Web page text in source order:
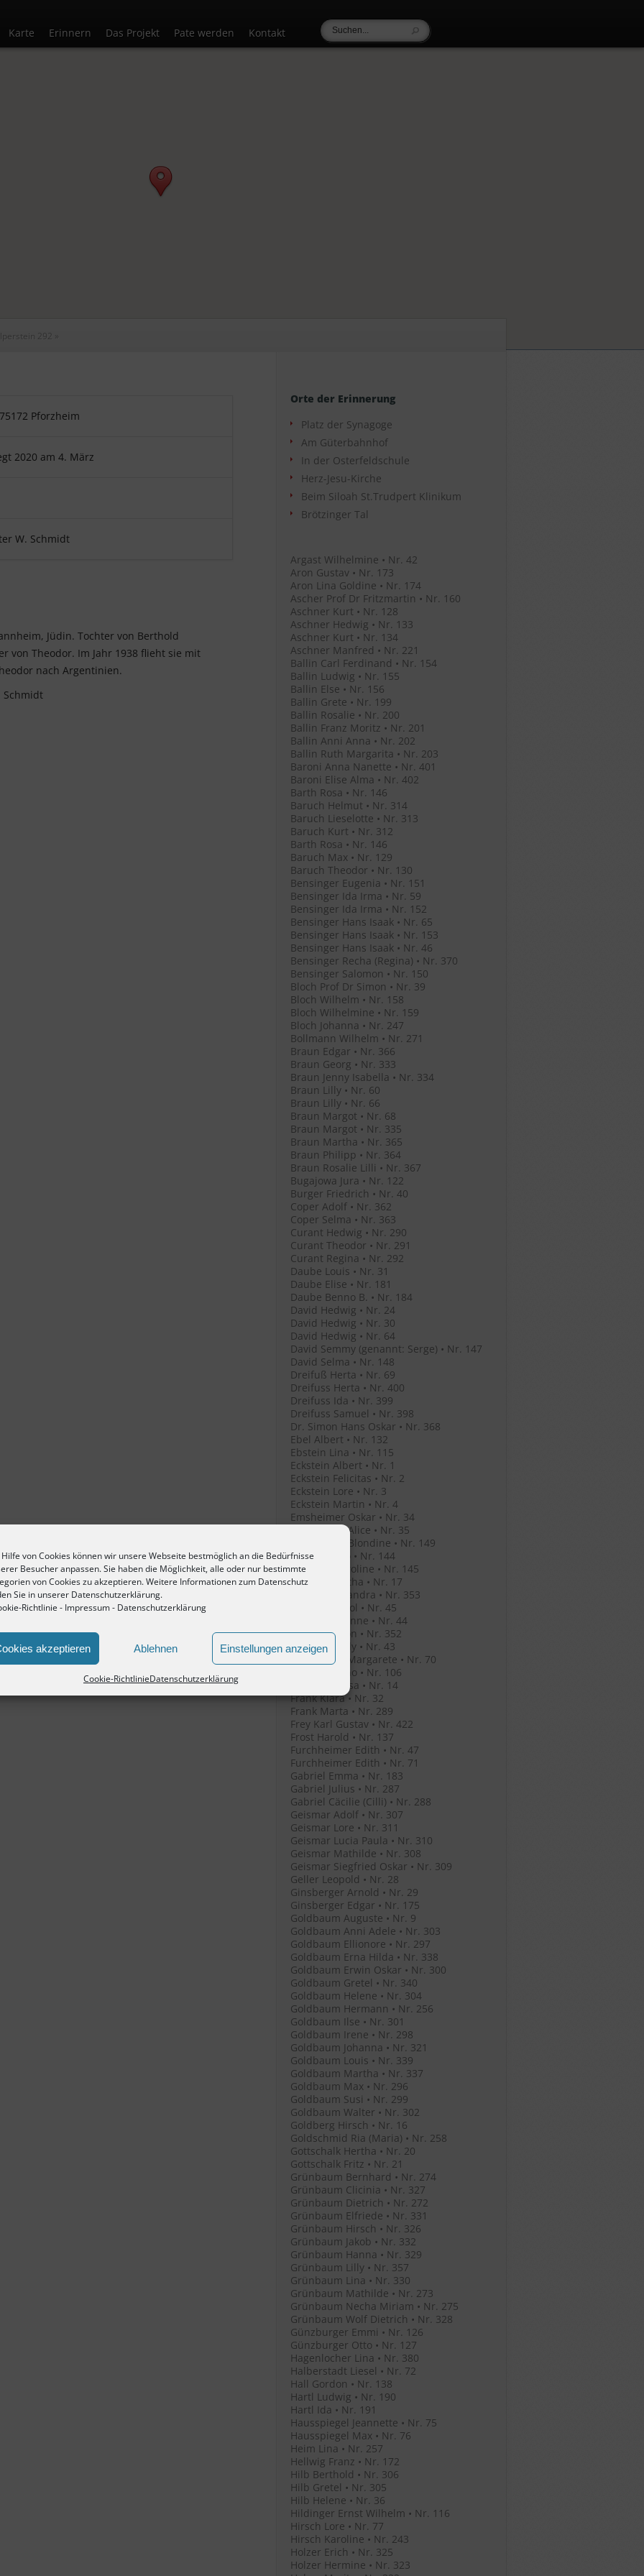
von Cookies können wir unsere Webseite bestmöglich an die Bedürfnisse
Besucher anpassen. Sie haben die Möglichkeit, alle oder nur bestimmte
von Cookies zu akzeptieren. Weitere Informationen zum Datenschutz
Sie in unserer Datenschutzerklärung.
Richtlinie - Impressum- Datenschutzerklärung
akzeptieren Ablehnen Einstellungen anzeigen
Cookie-RichtlinieDatenschutzerklärung
Karte Erinnern Das Projekt Pate werden Kontakt
292 »
Pforzheim
2020 am 4. März
W. Schmidt
Jüdin. Tochter von Berthold
von Theodor. Im Jahr 1938 flieht sie mit
nach Argentinien.
Schmidt
Orte der Erinnerung
Platz der Synagoge
Am Güterbahnhof
In der Osterfeldschule
Herz-Jesu-Kirche
Beim Siloah St.Trudpert Klinikum
Brötzinger Tal
Argast Wilhelmine • Nr. 42
Aron Gustav • Nr. 173
Aron Lina Goldine • Nr. 174
Ascher Prof Dr Fritzmartin • Nr. 160
Aschner Kurt • Nr. 128
Aschner Hedwig • Nr. 133
Aschner Kurt • Nr. 134
Aschner Manfred • Nr. 221
Ballin Carl Ferdinand • Nr. 154
Ballin Ludwig • Nr. 155
Ballin Else • Nr. 156
Ballin Grete • Nr. 199
Ballin Rosalie • Nr. 200
Ballin Franz Moritz • Nr. 201
Ballin Anni Anna • Nr. 202
Ballin Ruth Margarita • Nr. 203
Baroni Anna Nanette • Nr. 401
Baroni Elise Alma • Nr. 402
Barth Rosa • Nr. 146
Baruch Helmut • Nr. 314
Baruch Lieselotte • Nr. 313
Baruch Kurt • Nr. 312
Barth Rosa • Nr. 146
Baruch Max • Nr. 129
Baruch Theodor • Nr. 130
Bensinger Eugenia • Nr. 151
Bensinger Ida Irma • Nr. 59
Bensinger Ida Irma • Nr. 152
Bensinger Hans Isaak • Nr. 65
Bensinger Hans Isaak • Nr. 153
Bensinger Hans Isaak • Nr. 46
Bensinger Recha (Regina) • Nr. 370
Bensinger Salomon • Nr. 150
Bloch Prof Dr Simon • Nr. 39
Bloch Wilhelm • Nr. 158
Bloch Wilhelmine • Nr. 159
Bloch Johanna • Nr. 247
Bollmann Wilhelm • Nr. 271
Braun Edgar • Nr. 366
Braun Georg • Nr. 333
Braun Jenny Isabella • Nr. 334
Braun Lilly • Nr. 60
Braun Lilly • Nr. 66
Braun Margot • Nr. 68
Braun Margot • Nr. 335
Braun Martha • Nr. 365
Braun Philipp • Nr. 364
Braun Rosalie Lilli • Nr. 367
Bugajowa Jura • Nr. 122
Burger Friedrich • Nr. 40
Coper Adolf • Nr. 362
Coper Selma • Nr. 363
Curant Hedwig • Nr. 290
Curant Theodor • Nr. 291
Curant Regina • Nr. 292
Daube Louis • Nr. 31
Daube Elise • Nr. 181
Daube Benno B. • Nr. 184
David Hedwig • Nr. 24
David Hedwig • Nr. 30
David Hedwig • Nr. 64
David Semmy (genannt: Serge) • Nr. 147
David Selma • Nr. 148
Dreifuß Herta • Nr. 69
Dreifuss Herta • Nr. 400
Dreifuss Ida • Nr. 399
Dreifuss Samuel • Nr. 398
Dr. Simon Hans Oskar • Nr. 368
Ebel Albert • Nr. 132
Ebstein Lina • Nr. 115
Eckstein Albert • Nr. 1
Eckstein Felicitas • Nr. 2
Eckstein Lore • Nr. 3
Eckstein Martin • Nr. 4
Emsheimer Oskar • Nr. 34
Emsheimer Alice • Nr. 35
Emsheimer Blondine • Nr. 149
Erlanger Leo • Nr. 144
Erlanger Karoline • Nr. 145
Fetterer Bertha • Nr. 17
Filenko Alexandra • Nr. 353
Filenko Anatol • Nr. 45
Filenko Jeleanne • Nr. 44
Filenko Simon • Nr. 352
Filenko Witaly • Nr. 43
Fischer Eva Margarete • Nr. 70
Fischer Bruno • Nr. 106
Fleischer Rosa • Nr. 14
Frank Klara • Nr. 32
Frank Marta • Nr. 289
Frey Karl Gustav • Nr. 422
Frost Harold • Nr. 137
Furchheimer Edith • Nr. 47
Furchheimer Edith • Nr. 71
Gabriel Emma • Nr. 183
Gabriel Julius • Nr. 287
Gabriel Cäcilie (Cilli) • Nr. 288
Geismar Adolf • Nr. 307
Geismar Lore • Nr. 311
Geismar Lucia Paula • Nr. 310
Geismar Mathilde • Nr. 308
Geismar Siegfried Oskar • Nr. 309
Geller Leopold • Nr. 28
Ginsberger Arnold • Nr. 29
Ginsberger Edgar • Nr. 175
Goldbaum Auguste • Nr. 9
Goldbaum Anni Adele • Nr. 303
Goldbaum Ellionore • Nr. 297
Goldbaum Erna Hilda • Nr. 338
Goldbaum Erwin Oskar • Nr. 300
Goldbaum Gretel • Nr. 340
Goldbaum Helene • Nr. 304
Goldbaum Hermann • Nr. 256
Goldbaum Ilse • Nr. 301
Goldbaum Irene • Nr. 298
Goldbaum Johanna • Nr. 321
Goldbaum Louis • Nr. 339
Goldbaum Martha • Nr. 337
Goldbaum Max • Nr. 296
Goldbaum Susi • Nr. 299
Goldbaum Walter • Nr. 302
Goldberg Hirsch • Nr. 16
Goldschmid Ria (Maria) • Nr. 258
Gottschalk Hertha • Nr. 20
Gottschalk Fritz • Nr. 21
Grünbaum Bernhard • Nr. 274
Grünbaum Clicinia • Nr. 327
Grünbaum Dietrich • Nr. 272
Grünbaum Elfriede • Nr. 331
Grünbaum Hirsch • Nr. 326
Grünbaum Jakob • Nr. 332
Grünbaum Hanna • Nr. 329
Grünbaum Lilly • Nr. 357
Grünbaum Lina • Nr. 330
Grünbaum Mathilde • Nr. 273
Grünbaum Necha Miriam • Nr. 275
Grünbaum Wolf Dietrich • Nr. 328
Günzburger Emmi • Nr. 126
Günzburger Otto • Nr. 127
Hagenlocher Lina • Nr. 380
Halberstadt Liesel • Nr. 72
Hall Gordon • Nr. 138
Hartl Ludwig • Nr. 190
Hartl Ida • Nr. 191
Hausspiegel Jeannette • Nr. 75
Hausspiegel Max • Nr. 76
Heim Lina • Nr. 257
Hellwig Franz • Nr. 172
Hilb Berthold • Nr. 306
Hilb Gretel • Nr. 305
Hilb Helene • Nr. 36
Hildinger Ernst Wilhelm • Nr. 116
Hirsch Lore • Nr. 77
Hirsch Karoline • Nr. 243
Holzer Erich • Nr. 325
Holzer Hermine • Nr. 323